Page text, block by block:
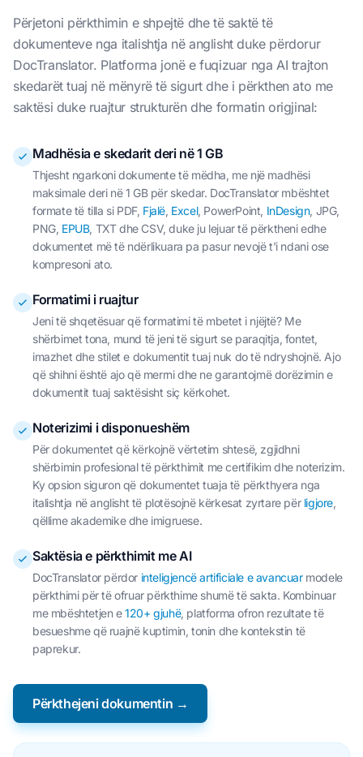
Përjetoni përkthimin e shpejtë dhe të saktë të
dokumenteve nga italishtja në anglisht duke përdorur
DocTranslator. Platforma jonë e fuqizuar nga AI trajton
skedarët tuaj në mënyrë të sigurt dhe i përkthen ato me
saktësi duke ruajtur strukturën dhe formatin origjinal:
Madhësia e skedarit deri në 1 GB
Thjesht ngarkoni dokumente të mëdha, me një madhësi
maksimale deri në 1 GB për skedar. DocTranslator mbështet
formate të tilla si PDF, Fjalë, Excel, PowerPoint, InDesign, JPG,
PNG, EPUB, TXT dhe CSV, duke ju lejuar të përktheni edhe
dokumentet më të ndërlikuara pa pasur nevojë t'i ndani ose
kompresoni ato.
Formatimi i ruajtur
Jeni të shqetësuar që formatimi të mbetet i njëjtë? Me
shërbimet tona, mund të jeni të sigurt se paraqitja, fontet,
imazhet dhe stilet e dokumentit tuaj nuk do të ndryshojnë. Ajo
që shihni është ajo që merrni dhe ne garantojmë dorëzimin e
dokumentit tuaj saktësisht siç kërkohet.
Noterizimi i disponueshëm
Për dokumentet që kërkojnë vërtetim shtesë, zgjidhni
shërbimin profesional të përkthimit me certifikim dhe noterizim.
Ky opsion siguron që dokumentet tuaja të përkthyera nga
italishtja në anglisht të plotësojnë kërkesat zyrtare për ligjore,
qëllime akademike dhe imigruese.
Saktësia e përkthimit me AI
DocTranslator përdor inteligjencë artificiale e avancuarmodele
përkthimi për të ofruar përkthime shumë të sakta. Kombinuar
me mbështetjen e120+ gjuhë, platforma ofron rezultate të
besueshme që ruajnë kuptimin, tonin dhe kontekstin të
paprekur.
Përkthejeni dokumentin →